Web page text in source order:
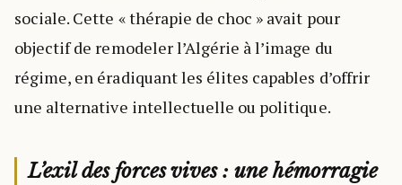
sociale. Cette « thérapie de choc » avait pour
objectif de remodeler l’Algérie à l’image du
régime, en éradiquant les élites capables d’offrir
une alternative intellectuelle ou politique.
L’exil des forces vives : une hémorragie